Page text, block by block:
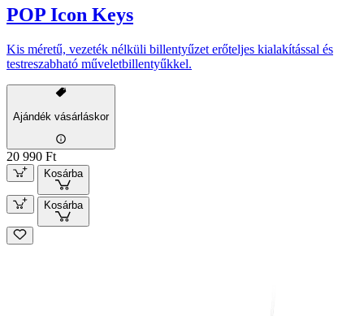
POP Icon Keys
Kis méretű, vezeték nélküli billentyűzet erőteljes kialakítással és
testreszabható műveletbillentyűkkel.
Ajándék vásárláskor
20 990 Ft
Kosárba
Kosárba